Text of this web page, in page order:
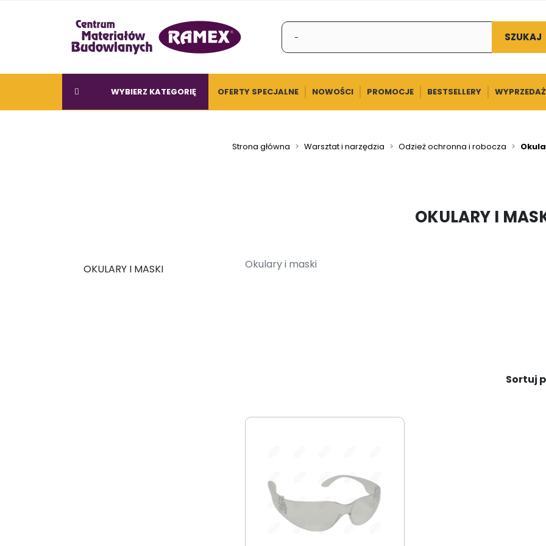
SZUKAJ
WYBIERZ KATEGORIĘ OFERTY SPECJALNE NOWOŚCI PROMOCJE BESTSELLERY WYPRZEDAŻ
Strona główna Warsztat i narzędzia Odzież ochronna i robocza
OKULARY I MASKI
OKULARY I
Okulary i maski
Sortuj